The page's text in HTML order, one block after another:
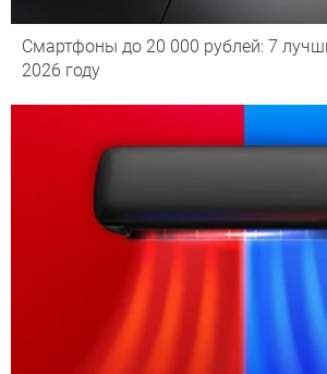
Смартфоны до 20 000 рублей: 7
2026 году